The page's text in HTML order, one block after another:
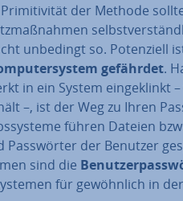
der Methode
unbedingt so. Po­ten­zi­ell
gefährdet.
in ein System ein­ge­klinkt
–, ist der Weg zu Ihren
führen Dateien
Pass­wör­ter der Benutzer
sind die
für ge­wöhn­lich in